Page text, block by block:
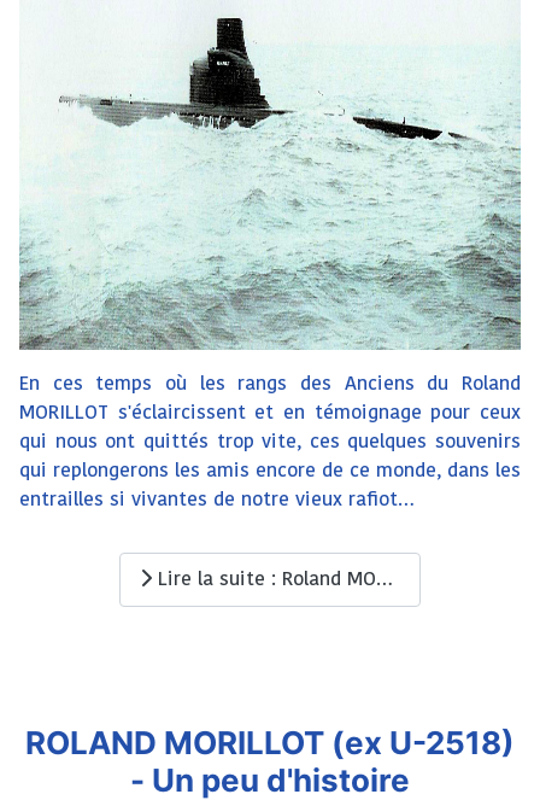
En ces temps où les rangs des Anciens du Roland
MORILLOT s'éclaircissent et en témoignage pour ceux
qui nous ont quittés trop vite, ces quelques souvenirs
qui replongerons les amis encore de ce monde, dans les
entrailles si vivantes de notre vieux rafiot…
Lire la suite : Roland MORILLOT (ex U-2518) - Souvenirs 1962-1965
ROLAND MORILLOT (ex U-2518)
- Un peu d'histoire